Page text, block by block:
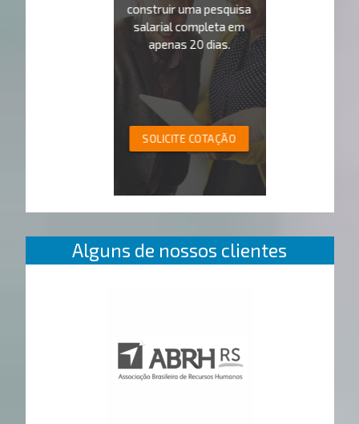
construir uma pesquisa
salarial completa em
apenas 20 dias.
SOLICITE COTAÇÃO
Alguns de nossos clientes